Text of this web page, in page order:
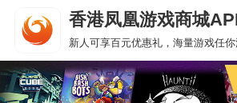
香港凤凰游戏商城
新人可享百元优惠礼，海量游戏任你